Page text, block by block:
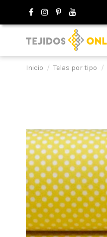
Inicio Telas por tipo